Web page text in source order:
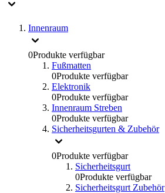
Innenraum
0Produkte verfügbar
Fußmatten
0Produkte verfügbar
Elektronik
0Produkte verfügbar
Innenraum Streben
0Produkte verfügbar
Sicherheitsgurten & Zubehör
0Produkte verfügbar
Sicherheitsgurt
0Produkte verfügbar
Sicherheitsgurt Zubehör